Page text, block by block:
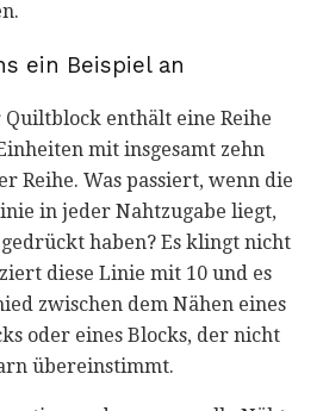
ein Beispiel an
enthält eine Reihe
mit insgesamt zehn
Reihe. Was passiert, wenn die
in jeder Nahtzugabe liegt,
haben? Es klingt nicht
diese Linie mit 10 und es
zwischen dem Nähen eines
oder eines Blocks, der nicht
übereinstimmt.